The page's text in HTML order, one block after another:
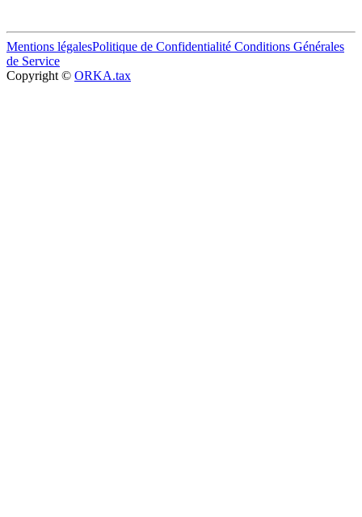
Mentions légalesPolitique de Confidentialité Conditions Générales
de Service
Copyright © ORKA.tax